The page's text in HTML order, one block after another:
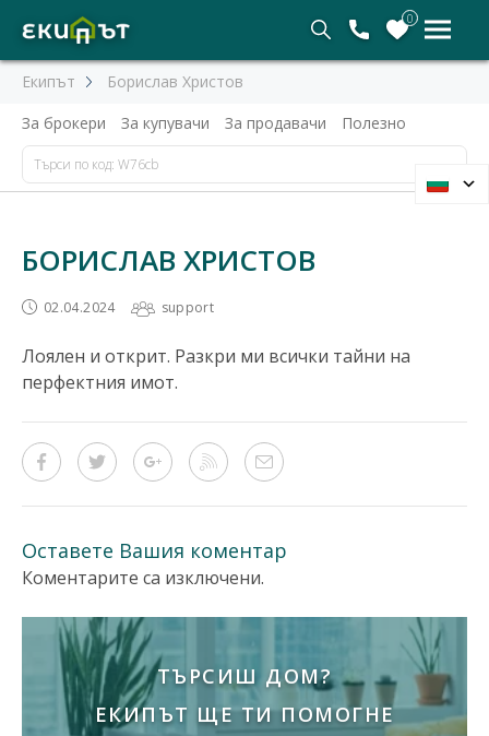
0
Екипът
Борислав Христов
За брокери
За купувачи За продавачи Полезно
БОРИСЛАВ ХРИСТОВ
02.04.2024 support
Лоялен и открит. Разкри ми всички тайни на
перфектния имот.
Оставете Вашия коментар
Коментарите са изключени.
ТЪРСИШ ДОМ?
ЕКИПЪТ ЩЕ ТИ ПОМОГНЕ